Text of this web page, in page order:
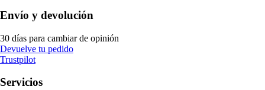
Envío y devolución
30 días para cambiar de opinión
Devuelve tu pedido
Trustpilot
Servicios